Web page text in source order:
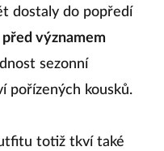
dostaly do popředí
před významem
sezonní
pořízených kousků.
totiž tkví také